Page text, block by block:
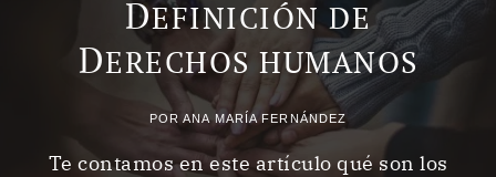
DEFINICIÓN DE
DERECHOS HUMANOS
PORANA MARÍA FERNÁNDEZ
Te contamos en este artículo qué son los